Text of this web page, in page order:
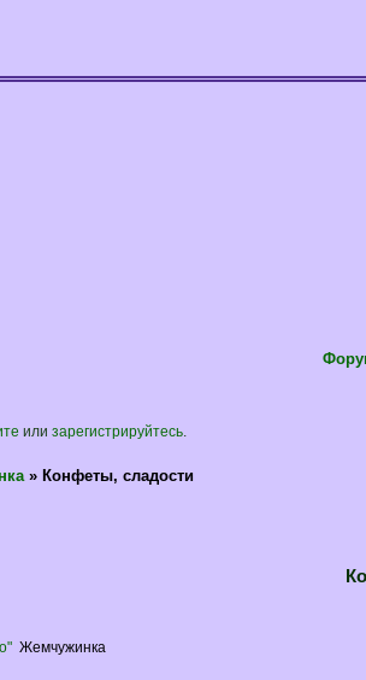
или зарегистрируйтесь.
» Конфеты, сладости
Жемчужинка